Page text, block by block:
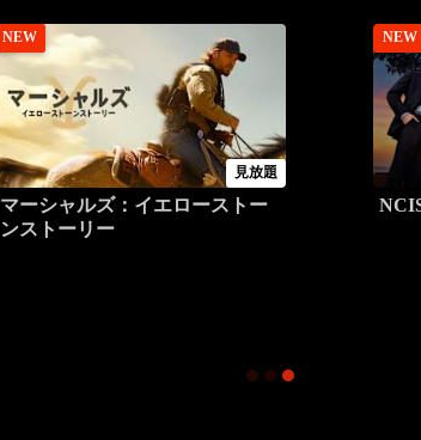
NEW
見放題
マーシャルズ：イエローストー
ンストーリー
NEW